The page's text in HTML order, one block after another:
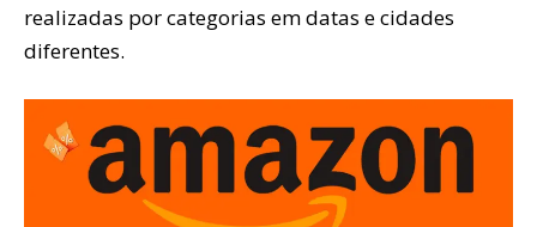
realizadas por categorias em datas e cidades
diferentes.